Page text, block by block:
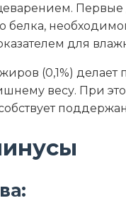
100г)
белка,
для
(0,1%)
весу. При